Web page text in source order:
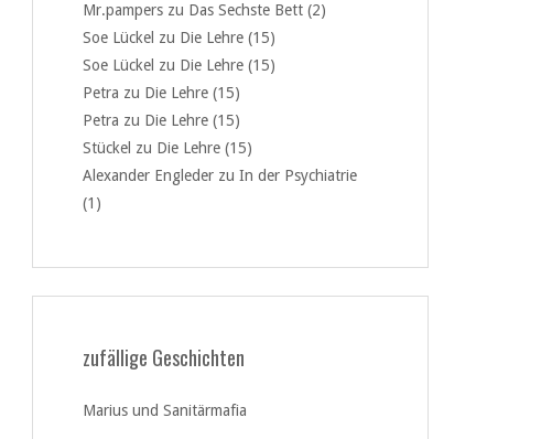
Mr.pampers zu Das Sechste Bett (2)
Soe Lückel zu Die Lehre (15)
Soe Lückel zu Die Lehre (15)
Petra zu Die Lehre (15)
Petra zu Die Lehre (15)
Stückel zu Die Lehre (15)
Alexander Engleder zu In der Psychiatrie
(1)
zufällige Geschichten
Marius und Sanitärmafia